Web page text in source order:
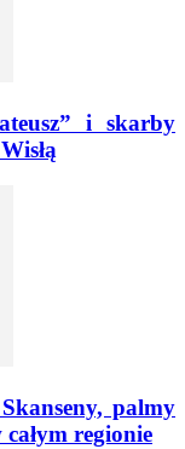
i skarby
palmy
regionie